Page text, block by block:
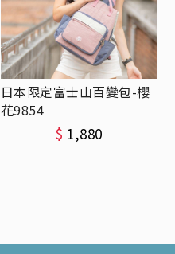
日本限定富士山百變包-櫻
花9854
$ 1,880